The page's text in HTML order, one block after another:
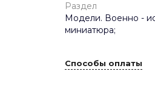
Раздел
Модели. Военно -
миниатюра;
Способы оплаты